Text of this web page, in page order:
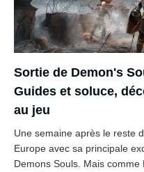
Sortie de Demon's
Guides et soluce,
au jeu
Une semaine après le reste
Europe avec sa principale
Demons Souls. Mais